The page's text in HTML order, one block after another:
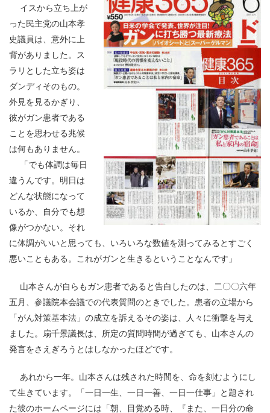
イスから立ち上が
った民主党の山本孝
史議員は、意外に上
背がありました。ス
ラリとした立ち姿は
ダンディそのもの。
外見を見るかぎり、
彼がガン患者である
ことを思わせる兆候
は何もありません。
「でも体調は毎日
違うんです。明日は
どんな状態になって
いるか、自分でも想
像がつかない。それ
に体調がいいと思っても、いろいろな数値を測ってみるとすごく
悪いこともある。これがガンと生きるということなんです」
山本さんが自らもガン患者であると告白したのは、二〇〇六年
五月、参議院本会議での代表質問のときでした。患者の立場から
「がん対策基本法」の成立を訴えるその姿は、人々に衝撃を与え
ました。扇千景議長は、所定の質問時間が過ぎても、山本さんの
発言をさえぎろうとはしなかったほどです。
あれから一年。山本さんは残された時間を、命を刻むようにし
て生きています。「一日一生、一日一善、一日一仕事」と題され
た彼のホームページには「朝、目覚める時、『また、一日分の命